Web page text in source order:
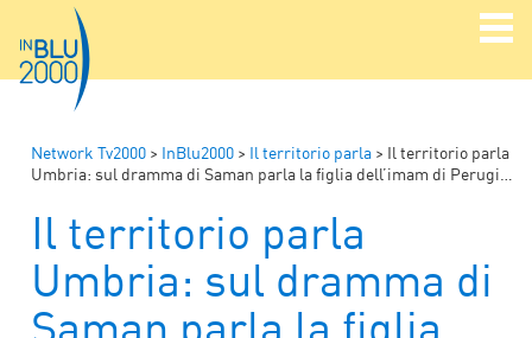
Network Tv2000 > InBlu2000 > Il territorio parla > Il territorio parla
Umbria: sul dramma di Saman parla la figlia dell’imam di Perugia; Puglia: tutto pronto per la regata Brindisi-Corfù; Udine: arriva alla 23^ edizione il Far East Film Festival
Il territorio parla
Umbria: sul dramma di
Saman parla la figlia